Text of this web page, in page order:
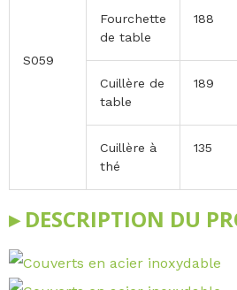
S059
Fourchette
de table
188
Cuillère de
table
189
Cuillère à
thé
135
▸ DESCRIPTION DU